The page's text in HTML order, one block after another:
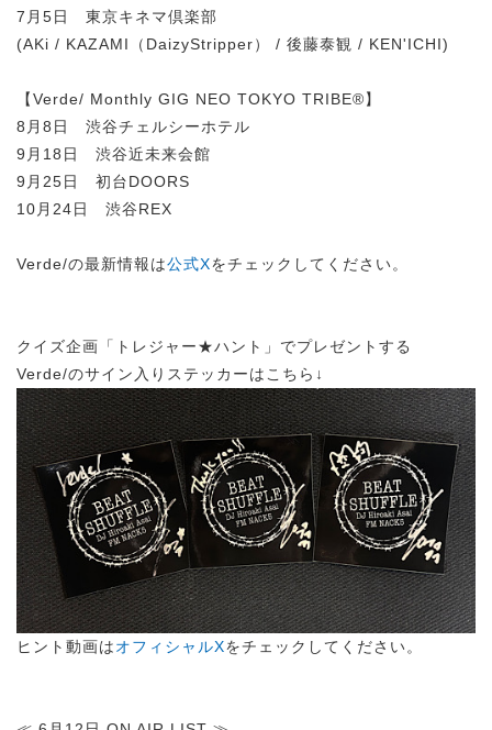
7月5日 東京キネマ倶楽部
(AKi / KAZAMI（DaizyStripper） / 後藤泰観 / KEN'ICHI)
【Verde/ Monthly GIG NEO TOKYO TRIBE®】
8月8日 渋谷チェルシーホテル
9月18日 渋谷近未来会館
9月25日 初台DOORS
10月24日 渋谷REX
Verde/の最新情報は公式Xをチェックしてください。
クイズ企画「トレジャー★ハント」でプレゼントする
Verde/のサイン入りステッカーはこちら↓
ヒント動画はオフィシャルXをチェックしてください。